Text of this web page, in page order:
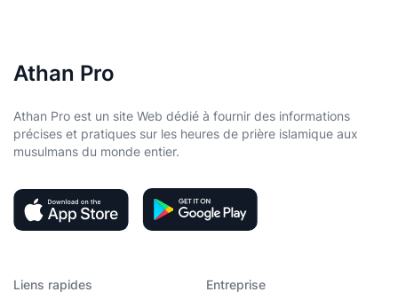
Athan Pro
Athan Pro est un site Web dédié à fournir des informations
précises et pratiques sur les heures de prière islamique aux
musulmans du monde entier.
Liens rapides
Entreprise